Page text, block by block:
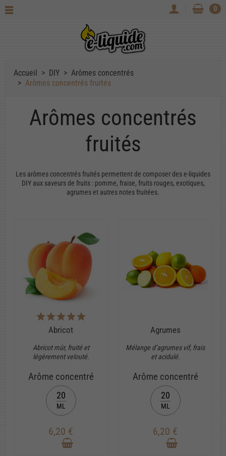
0
Accueil DIY
Arômes concentrés
Arômes concentrés fruités
Arômes concentrés
fruités
Les arômes concentrés fruités permettent de composer des e-liquides
DIY aux saveurs de fruits : pomme, fraise, fruits rouges, exotiques,
agrumes et autres notes fruitées.
Abricot
Abricot mûr, fruité et
légèrement velouté.
Arôme concentré
20
ML
6,20 €
Agrumes
Mélange d’agrumes vif, frais
et acidulé.
Arôme concentré
20
ML
6,20 €